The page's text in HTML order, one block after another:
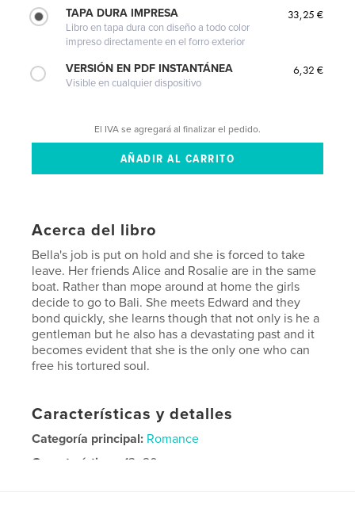
TAPA DURA IMPRESA
Libro en tapa dura con diseño a todo color
impreso directamente en el forro exterior
33,25 €
VERSIÓN EN PDF INSTANTÁNEA
Visible en cualquier dispositivo
6,32 €
El IVA se agregará al finalizar el pedido.
Acerca del libro
Bella's job is put on hold and she is forced to take
leave. Her friends Alice and Rosalie are in the same
boat. Rather than mope around at home the girls
decide to go to Bali. She meets Edward and they
bond quickly, she learns though that not only is he a
gentleman but he also has a devastating past and it
becomes evident that she is the only one who can
free his tortured soul.
Características y detalles
Categoría principal: Romance
Características: 13×20 cm